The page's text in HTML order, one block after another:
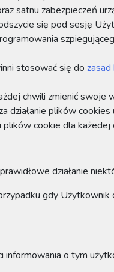
satnu zabezpieczeń
się pod sesję
stosować się do
chwili zmienić swoje
plików
plików cookie dla
działanie
gdy
informowania o tym